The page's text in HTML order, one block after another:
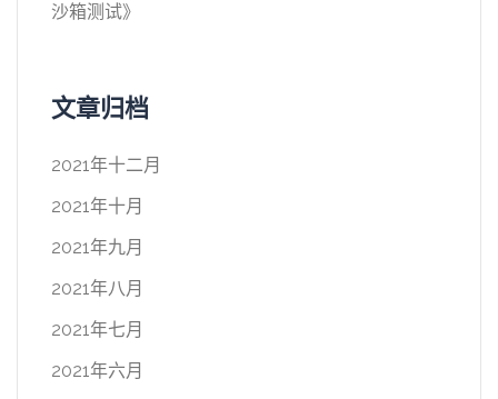
沙箱测试》
文章归档
2021年十二月
2021年十月
2021年九月
2021年八月
2021年七月
2021年六月